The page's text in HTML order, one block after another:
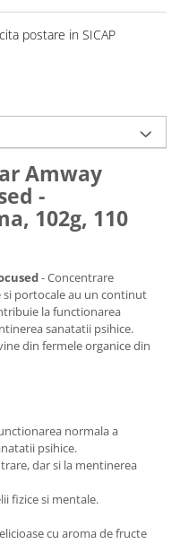
postare in SICAP
Amway
-
102g, 110
- Concentrare
portocale au un continut
la functionarea
sanatatii psihice.
din fermele organice din
normala a
psihice.
dar si la mentinerea
fizice si mentale.
cu aroma de fructe